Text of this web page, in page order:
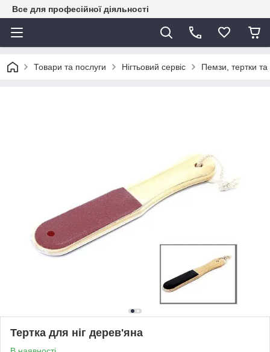
Все для професійної діяльності
Товари та послуги Нігтьовий сервіс Пемзи, тертки
Тертка для ніг дерев'яна